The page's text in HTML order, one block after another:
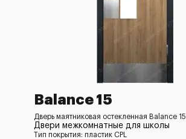
Balance 15
Дверь маятниковая остекленная Balance 15
Двери межкомнатные для школы
Тип покрытия: пластик CPL